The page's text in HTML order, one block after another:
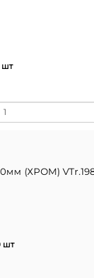
шт
(ХРОМ)
шт